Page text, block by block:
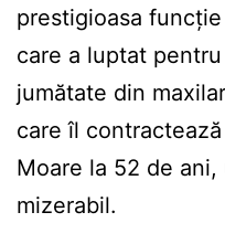
prestigioasa
care a luptat
jumătate din
care îl
Moare la 52 de
mizerabil.